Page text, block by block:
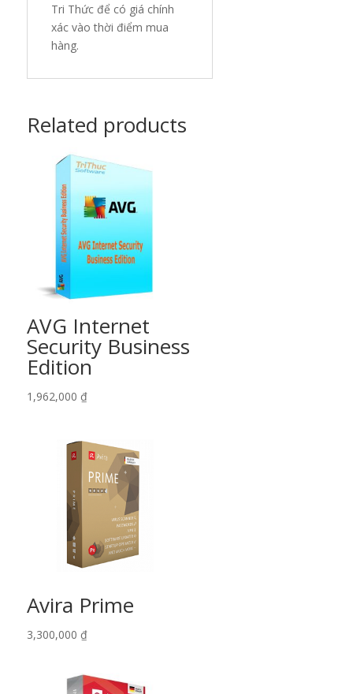
Tri Thức để có giá chính
xác vào thời điểm mua
hàng.
Related products
AVG Internet
Security Business
Edition
1,962,000 ₫
Avira Prime
3,300,000 ₫